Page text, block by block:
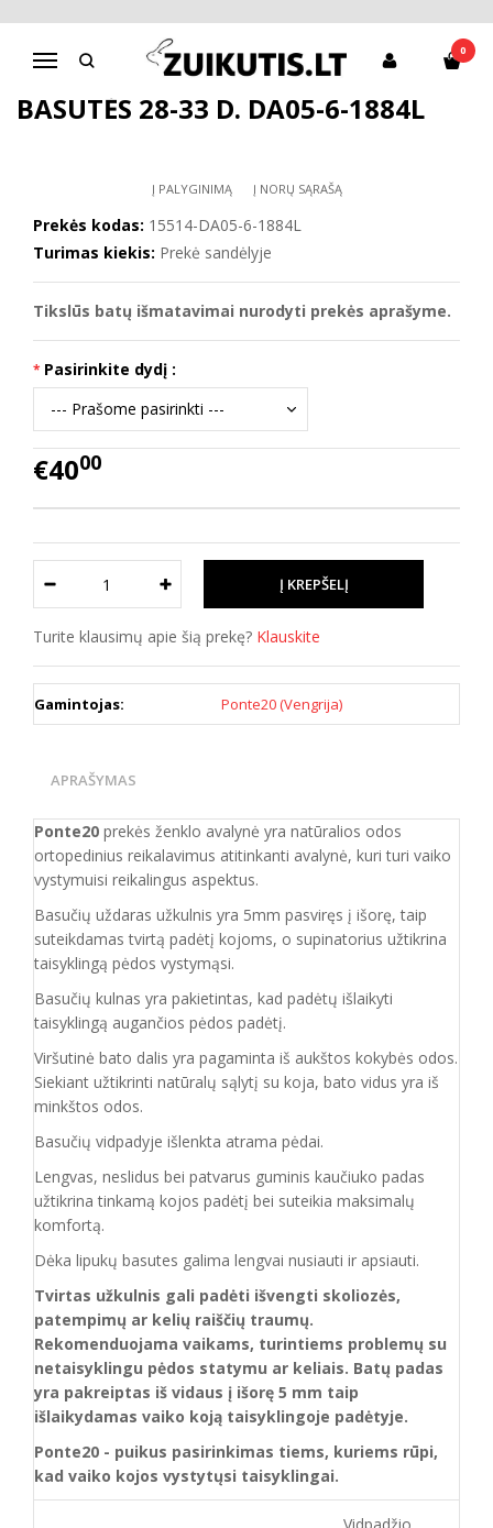
Navigacija
0
Pagrindinis
D.D.Step batai berniukams
Basutės 28-33 d. DA05-6-1884L
BASUTĖS 28-33 D. DA05-6-1884L
Į PALYGINIMĄ Į NORŲ SĄRAŠĄ
Prekės kodas: 15514-DA05-6-1884L
Turimas kiekis: Prekė sandėlyje
Tikslūs batų išmatavimai nurodyti prekės aprašyme.
Pasirinkite dydį :
€4000
Turite klausimų apie šią prekę? Klauskite
Gamintojas: Ponte20 (Vengrija)
APRAŠYMAS
Ponte20 prekės ženklo avalynė yra natūralios odos
ortopedinius reikalavimus atitinkanti avalynė, kuri turi vaiko
vystymuisi reikalingus aspektus.
Basučių uždaras užkulnis yra 5mm pasviręs į išorę, taip
suteikdamas tvirtą padėtį kojoms, o supinatorius užtikrina
taisyklingą pėdos vystymąsi.
Basučių kulnas yra pakietintas, kad padėtų išlaikyti
taisyklingą augančios pėdos padėtį.
Viršutinė bato dalis yra pagaminta iš aukštos kokybės odos.
Siekiant užtikrinti natūralų sąlytį su koja, bato vidus yra iš
minkštos odos.
Basučių vidpadyje išlenkta atrama pėdai.
Lengvas, neslidus bei patvarus guminis kaučiuko padas
užtikrina tinkamą kojos padėtį bei suteikia maksimalų
komfortą.
Dėka lipukų basutes galima lengvai nusiauti ir apsiauti.
Tvirtas užkulnis gali padėti išvengti skoliozės,
patempimų ar kelių raiščių traumų.
Rekomenduojama vaikams, turintiems problemų su
netaisyklingu pėdos statymu ar keliais. Batų padas
yra pakreiptas iš vidaus į išorę 5 mm taip
išlaikydamas vaiko koją taisyklingoje padėtyje.
Ponte20 - puikus pasirinkimas tiems, kuriems rūpi,
kad vaiko kojos vystytųsi taisyklingai.